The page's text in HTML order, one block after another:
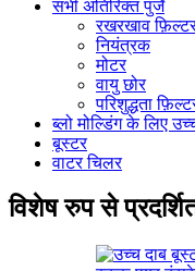
सभी अतिरिक्त पुर्जे
रखरखाव
नियंत्रक
मोटर
वायु छोर
परिशुद्धता
ब्लो मोल्डिंग के लिए
बूस्टर
वाटर चिलर
विशेष रुप से